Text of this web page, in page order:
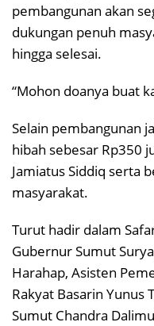
pembangunan akan
dukungan penuh
hingga selesai.
“Mohon doanya buat
Selain pembangunan
hibah sebesar Rp350
Jamiatus Siddiq serta
masyarakat.
Turut hadir dalam
Gubernur Sumut
Harahap, Asisten
Rakyat Basarin Yunus
Sumut Chandra